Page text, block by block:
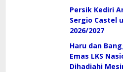
Persik Kediri
Sergio Castel
2026/2027
Haru dan
Emas LKS
Dihadiahi